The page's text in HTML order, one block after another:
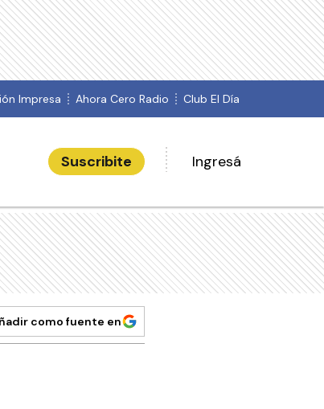
Impresa Ahora Cero Radio Club El Día
Suscribite Ingresá
como fuente en